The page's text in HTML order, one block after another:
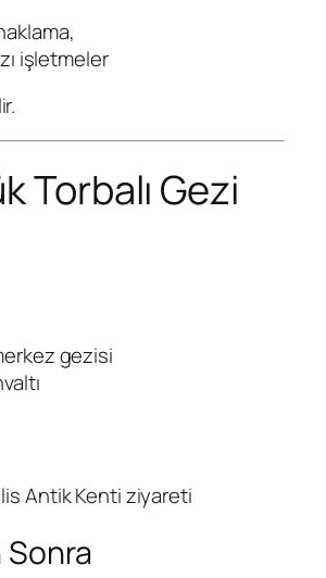
işletmeler
Torbalı Gezi
gezisi
Antik Kenti ziyareti